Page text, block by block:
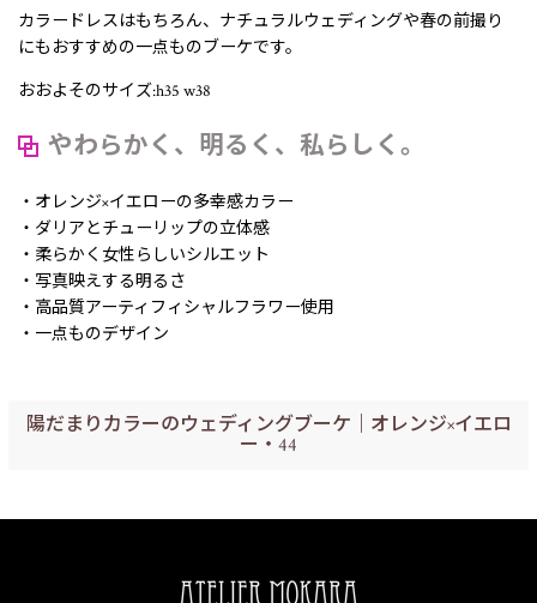
陽だまりカラーのウェディングブーケ｜オレンジ×イエロ
ー・44
カラードレスはもちろん、ナチュラルウェディングや春の前撮り
にもおすすめの一点ものブーケです。
おおよそのサイズ:h35 w38
やわらかく、明るく、私らしく。
・オレンジ×イエローの多幸感カラー
・ダリアとチューリップの立体感
・柔らかく女性らしいシルエット
・写真映えする明るさ
・高品質アーティフィシャルフラワー使用
・一点ものデザイン